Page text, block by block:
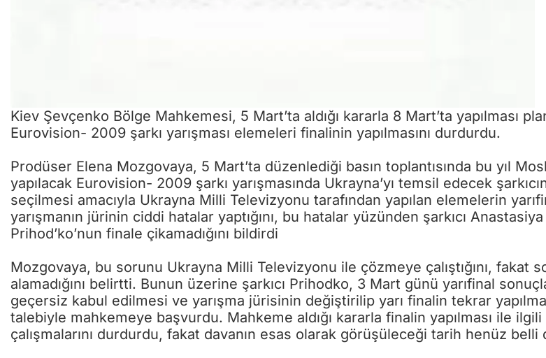
Kiev Şevçenko Bölge Mahkemesi, 5 Mart’ta aldığı kararla 8 Mart’ta yapılması
Eurovision- 2009 şarkı yarışması elemeleri finalinin yapılmasını durdurdu.
Prodüser Elena Mozgovaya, 5 Mart’ta düzenlediği basın toplantısında bu yıl
yapılacak Eurovision- 2009 şarkı yarışmasında Ukrayna’yı temsil edecek
seçilmesi amacıyla Ukrayna Milli Televizyonu tarafından yapılan elemelerin
yarışmanın jürinin ciddi hatalar yaptığını, bu hatalar yüzünden şarkıcı Anastasiya
Prihod’ko’nun finale çikamadığını bildirdi
Mozgovaya, bu sorunu Ukrayna Milli Televizyonu ile çözmeye çalıştığını, fakat
alamadığını belirtti. Bunun üzerine şarkıcı Prihodko, 3 Mart günü yarıfinal
geçersiz kabul edilmesi ve yarışma jürisinin değiştirilip yarı finalin tekrar
talebiyle mahkemeye başvurdu. Mahkeme aldığı kararla finalin yapılması ile
çalışmalarını durdurdu, fakat davanın esas olarak görüşüleceği tarih henüz belli